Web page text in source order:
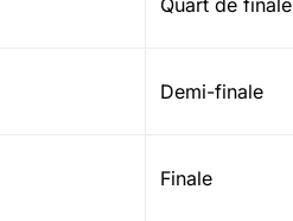
Quart de finale
Demi-finale
Finale